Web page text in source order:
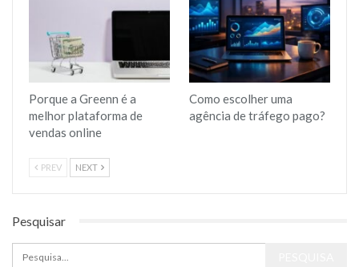
Porque a Greenn é a
melhor plataforma de
vendas online
Como escolher uma
agência de tráfego pago?
PREV NEXT
Pesquisar